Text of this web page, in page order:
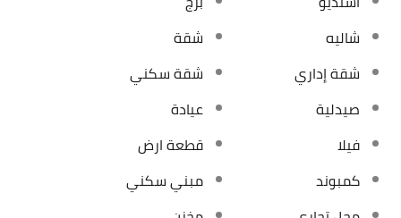
شاليه
شقة
شقة إداري
شقة سكني
صيدلية
عيادة
فيلا
قطعة ارض
كمبوند
مبني سكني